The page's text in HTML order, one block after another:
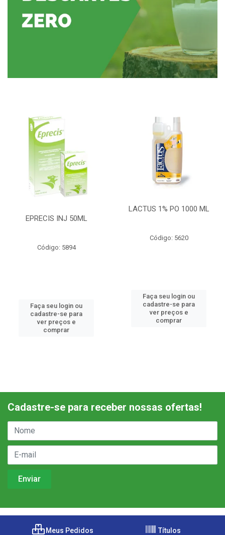
EPRECIS INJ 50ML
Código: 5894
Faça seu login ou
cadastre-se para
ver preços e
comprar
LACTUS 1% PO 1000 ML
Código: 5620
Faça seu login ou
cadastre-se para
ver preços e
comprar
Cadastre-se para receber nossas ofertas!
Meus Pedidos Títulos